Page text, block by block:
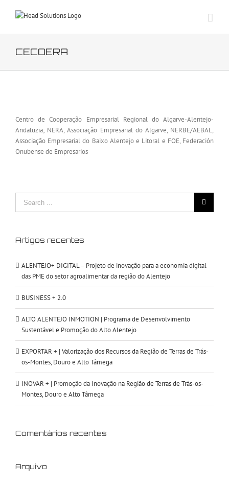
CECOERA
Centro de Cooperação Empresarial Regional do Algarve-Alentejo-
Andaluzia; NERA, Associação Empresarial do Algarve, NERBE/AEBAL,
Associação Empresarial do Baixo Alentejo e Litoral e FOE, Federación
Onubense de Empresarios
Artigos recentes
ALENTEJO+ DIGITAL – Projeto de inovação para a economia digital
das PME do setor agroalimentar da região do Alentejo
BUSINESS + 2.0
ALTO ALENTEJO INMOTION | Programa de Desenvolvimento
Sustentável e Promoção do Alto Alentejo
EXPORTAR + | Valorização dos Recursos da Região de Terras de Trás-
os-Montes, Douro e Alto Tâmega
INOVAR + | Promoção da Inovação na Região de Terras de Trás-os-
Montes, Douro e Alto Tâmega
Comentários recentes
Arquivo